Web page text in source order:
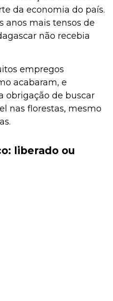
da economia do país.
anos mais tensos de
não recebia
empregos
acabaram, e
obrigação de buscar
nas florestas, mesmo
liberado ou